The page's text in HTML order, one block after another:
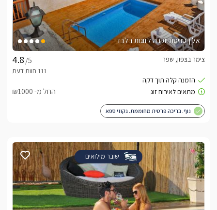
אלין-סוויטת יוקרה לזוגות בלבד
/5
צימר בצפון, שפר
החל מ- ₪1000
נוף. בריכה פרטית מחוממת. גקוזי ספא
שובר מילואים